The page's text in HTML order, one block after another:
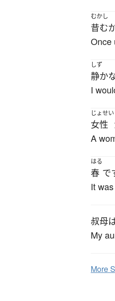
むかし
昔む
Once
しず
静か
I
じょせい
女性
A
はる
春 で
It
叔母
My
MoreS